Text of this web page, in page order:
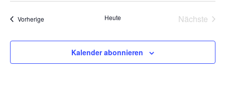
VorherigeVeranstaltungen Heute
Nächste
Kalender abonnieren